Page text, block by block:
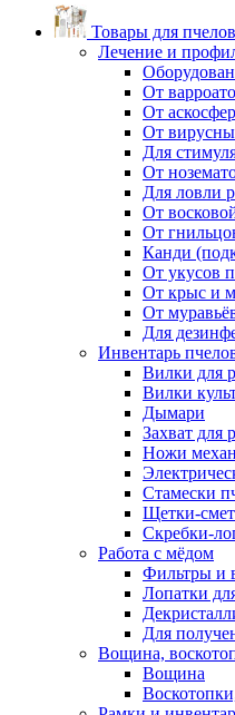
Товары для
Лечение и
От
От
От
Для
От
Для ловли
От
От
Канди
От укусов
От крыс и
От
Для
Инвентарь
Вилки для
Вилки
Дымари
Захват для
Ножи
Стамески
Щетки-
Скребки-
Работа с мёдом
Фильтры и
Лопатки
Для
Вощина,
Вощина